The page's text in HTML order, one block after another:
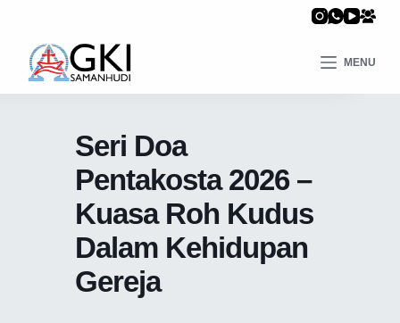
MENU
Seri Doa
Pentakosta 2026 –
Kuasa Roh Kudus
Dalam Kehidupan
Gereja